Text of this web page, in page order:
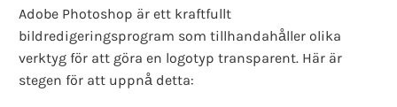
Adobe Photoshop är ett kraftfullt
bildredigeringsprogram som tillhandahåller olika
verktyg för att göra en logotyp transparent. Här är
stegen för att uppnå detta: